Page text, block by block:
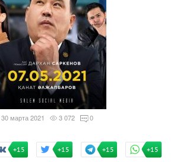
30 марта 2021 3 072 0
+15 +15 +15 +15